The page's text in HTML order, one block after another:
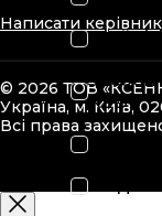
Шийні
Засоби
KED
Написати
© 2026 ТОВ
Україна, м. Київ,
Всі права